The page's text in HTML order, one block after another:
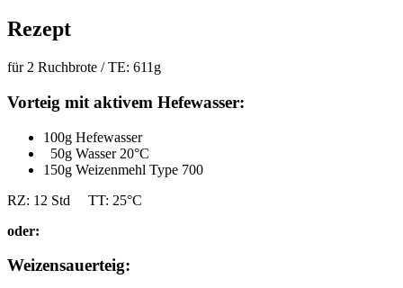
Rezept
für 2 Ruchbrote / TE: 611g
Vorteig mit aktivem Hefewasser:
100g Hefewasser
50g Wasser 20°C
150g Weizenmehl Type 700
RZ: 12 Std TT: 25°C
oder:
Weizensauerteig: